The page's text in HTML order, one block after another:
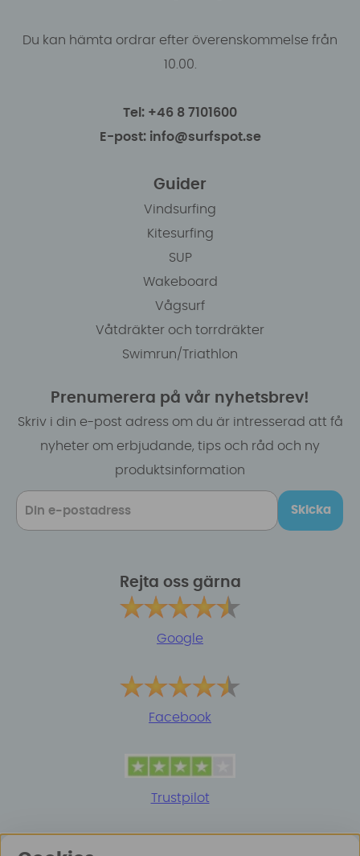
Du kan hämta ordrar efter överenskommelse från
10.00.
Tel: +46 8 7101600
E-post: info@surfspot.se
Guider
Vindsurfing
Kitesurfing
SUP
Wakeboard
Vågsurf
Våtdräkter och torrdräkter
Swimrun/Triathlon
Prenumerera på vår nyhetsbrev!
Skriv i din e-post adress om du är intresserad att få
nyheter om erbjudande, tips och råd och ny
produktsinformation
Skicka
Rejta oss gärna
Google
Facebook
Trustpilot